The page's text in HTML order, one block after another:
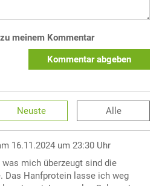
meinem Kommentar
Kommentar abgeben
Neuste Alle
16.11.2024 um 23:30 Uhr
was mich überzeugt sind die
Das Hanfprotein lasse ich weg